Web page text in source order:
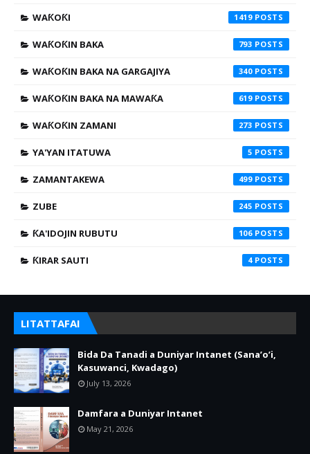
WAƘOƘI 1419
WAƘOƘIN BAKA 793
WAƘOƘIN BAKA NA GARGAJIYA 340
WAƘOƘIN BAKA NA MAWAƘA 619
WAƘOƘIN ZAMANI 273
YA'YAN ITATUWA 5
ZAMANTAKEWA 499
ZUBE 245
ƘA'IDOJIN RUBUTU 106
ƘIRAR SAUTI 4
LITATTAFAI
Bida Da Tanadi a Duniyar Intanet (Sana’o’i,
Kasuwanci, Kwadago)
July 13, 2026
Damfara a Duniyar Intanet
May 21, 2026